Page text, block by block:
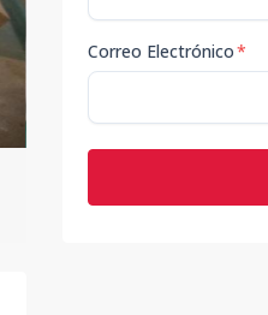
Correo Electrónico*